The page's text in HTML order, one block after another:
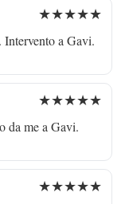
★★★★★
Intervento a Gavi.
★★★★★
da me a Gavi.
★★★★★